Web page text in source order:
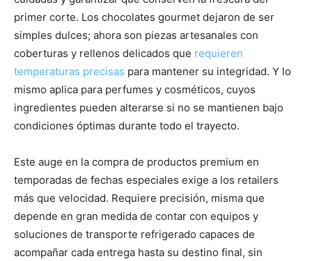
primer corte. Los chocolates gourmet dejaron de ser
simples dulces; ahora son piezas artesanales con
coberturas y rellenos delicados que requieren
temperaturas precisas para mantener su integridad. Y lo
mismo aplica para perfumes y cosméticos, cuyos
ingredientes pueden alterarse si no se mantienen bajo
condiciones óptimas durante todo el trayecto.
Este auge en la compra de productos premium en
temporadas de fechas especiales exige a los retailers
más que velocidad. Requiere precisión, misma que
depende en gran medida de contar con equipos y
soluciones de transporte refrigerado capaces de
acompañar cada entrega hasta su destino final, sin